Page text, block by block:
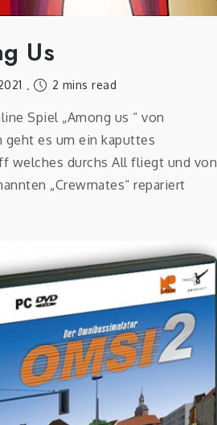
Us
2 mins read
Spiel „Among us “ von
geht es um ein kaputtes
welches durchs All fliegt und von
„Crewmates“ repariert